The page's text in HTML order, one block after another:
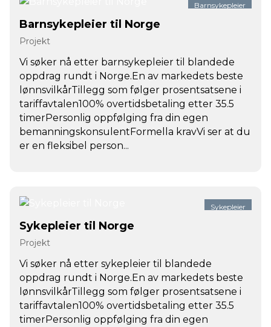
Barnsykepleier
Barnsykepleier til Norge
Projekt
Vi søker nå etter barnsykepleier til blandede
oppdrag rundt i Norge.En av markedets beste
lønnsvilkårTillegg som følger prosentsatsene i
tariffavtalen100% overtidsbetaling etter 35.5
timerPersonlig oppfølging fra din egen
bemanningskonsulentFormella kravVi ser at du
er en fleksibel person...
Sykepleier
Sykepleier til Norge
Projekt
Vi søker nå etter sykepleier til blandede
oppdrag rundt i Norge.En av markedets beste
lønnsvilkårTillegg som følger prosentsatsene i
tariffavtalen100% overtidsbetaling etter 35.5
timerPersonlig oppfølging fra din egen